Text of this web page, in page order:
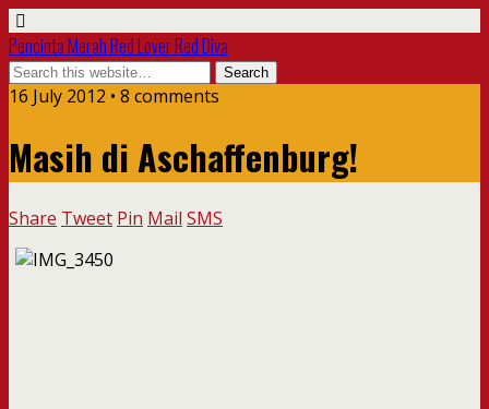
Pencinta Merah Red Lover Red Diva
16 July 2012 • 8 comments
Masih di Aschaffenburg!
Share Tweet Pin Mail SMS